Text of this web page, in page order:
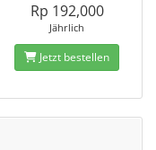
Rp 192,000
Jährlich
Jetzt bestellen